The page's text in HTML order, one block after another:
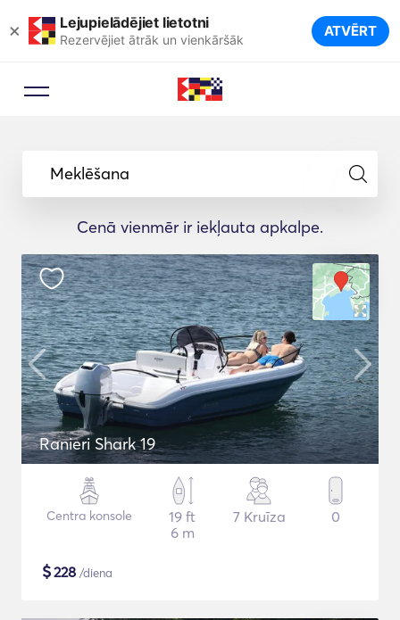
× Lejupielādējiet lietotni
Rezervējiet ātrāk un vienkāršāk ATVĒRT
Meklēšana
Cenā vienmēr ir iekļauta apkalpe.
Ranieri Shark 19
Centra konsole
19 ft
6 m
7 Kruīza 0
$228 /diena